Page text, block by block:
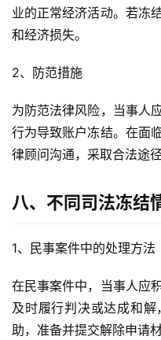
业的正常经济活动。若冻
和经济损失。
2、防范措施
为防范法律风险，当事人
行为导致账户冻结。在面
律顾问沟通，采取合法途径
八、不同司法冻结
1、民事案件中的处理方法
在民事案件中，当事人应
及时履行判决或达成和
助，准备并提交解除申请材